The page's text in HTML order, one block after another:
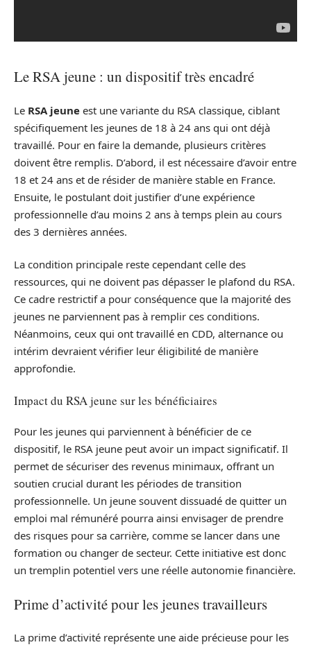
Le RSA jeune : un dispositif très encadré
Le RSA jeune est une variante du RSA classique, ciblant
spécifiquement les jeunes de 18 à 24 ans qui ont déjà
travaillé. Pour en faire la demande, plusieurs critères
doivent être remplis. D’abord, il est nécessaire d’avoir entre
18 et 24 ans et de résider de manière stable en France.
Ensuite, le postulant doit justifier d’une expérience
professionnelle d’au moins 2 ans à temps plein au cours
des 3 dernières années.
La condition principale reste cependant celle des
ressources, qui ne doivent pas dépasser le plafond du RSA.
Ce cadre restrictif a pour conséquence que la majorité des
jeunes ne parviennent pas à remplir ces conditions.
Néanmoins, ceux qui ont travaillé en CDD, alternance ou
intérim devraient vérifier leur éligibilité de manière
approfondie.
Impact du RSA jeune sur les bénéficiaires
Pour les jeunes qui parviennent à bénéficier de ce
dispositif, le RSA jeune peut avoir un impact significatif. Il
permet de sécuriser des revenus minimaux, offrant un
soutien crucial durant les périodes de transition
professionnelle. Un jeune souvent dissuadé de quitter un
emploi mal rémunéré pourra ainsi envisager de prendre
des risques pour sa carrière, comme se lancer dans une
formation ou changer de secteur. Cette initiative est donc
un tremplin potentiel vers une réelle autonomie financière.
Prime d’activité pour les jeunes travailleurs
La prime d’activité représente une aide précieuse pour les